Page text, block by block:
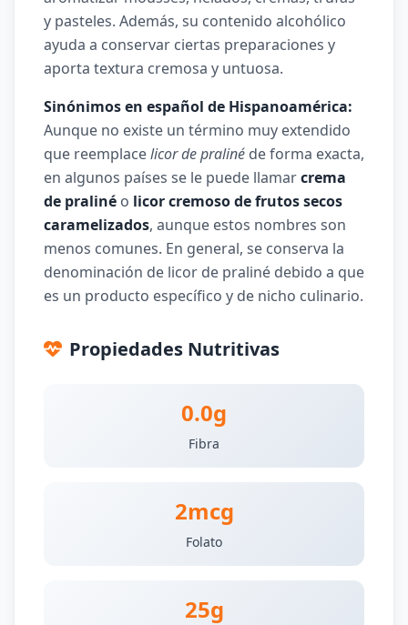
y pasteles. Además, su contenido alcohólico
ayuda a conservar ciertas preparaciones y
aporta textura cremosa y untuosa.
Sinónimos en español de Hispanoamérica:
Aunque no existe un término muy extendido
que reemplacelicor de praliné de forma exacta,
en algunos países se le puede llamarcrema
de praliné o licor cremoso de frutos secos
caramelizados, aunque estos nombres son
menos comunes. En general, se conserva la
denominación de licor de praliné debido a que
es un producto específico y de nicho culinario.
Propiedades Nutritivas
0.0g
Fibra
2mcg
Folato
25g